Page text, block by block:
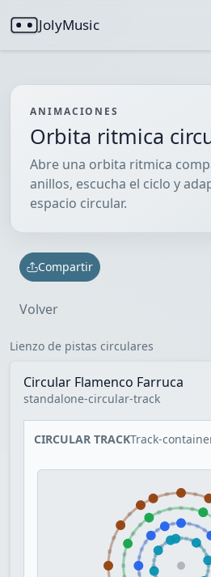
JolyMusic
ANIMACIONES
Orbita ritmica
Abre una orbita ritmica
anillos, escucha el ciclo y
espacio circular.
Compartir
Volver
Lienzo de pistas circulares
Circular Flamenco Farruca
standalone-circular-track
CIRCULAR TRACKTrack-